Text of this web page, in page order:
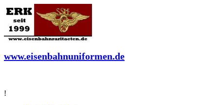
www.eisenbahnuniformen.de
!